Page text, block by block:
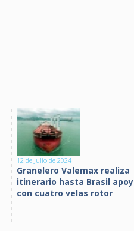
12 de Julio de 2024
Granelero Valemax realiza
itinerario hasta Brasil
con cuatro velas rotor